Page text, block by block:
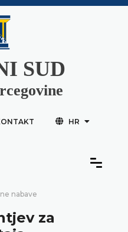
SUD
HR
nabave
za